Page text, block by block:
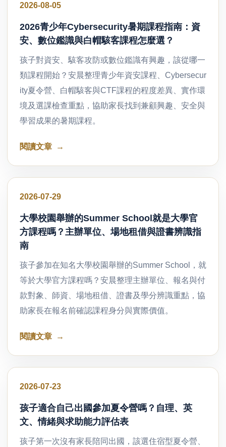
2026-08-05
2026青少年Cybersecurity暑期課程指南：資
安、數位鑑識與白帽駭客課程怎麼選？
孩子對資安、駭客攻防或數位鑑識有興趣，該從哪一
類課程開始？安晨整理青少年資安課程、Cybersecur
ity夏令營、白帽駭客與CTF課程的程度差異、實作環
境及選課檢查重點，協助家長找到兼顧興趣、安全與
學習成果的暑期課程。
閱讀文章
好文分享
2026-07-29
大學校園舉辦的Summer School就是大學官
方課程嗎？主辦單位、場地租借與證書辨識指
南
孩子參加在知名大學校園舉辦的Summer School，就
等於大學官方課程嗎？安晨整理主辦單位、報名與付
款對象、師資、場地租借、證書及學分辨識重點，協
助家長在報名前確認課程身分與實際價值。
閱讀文章
好文分享
2026-07-23
孩子適合自己出國參加夏令營嗎？自理、英
文、情緒與求助能力評估表
孩子第一次沒有家長陪同出國，該選住宿型夏令營、